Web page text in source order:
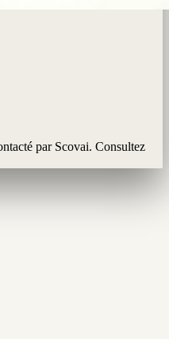
par Scovai. Consultez